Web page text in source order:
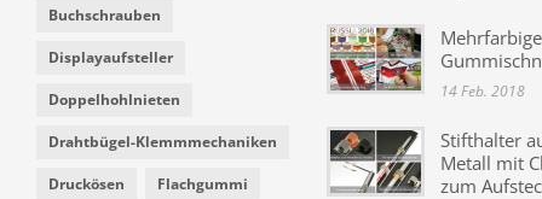
Buchschrauben
Displayaufsteller
Doppelhohlnieten
Drahtbügel-Klemmmechaniken
Druckösen Flachgummi
Mehrfarbige
14 Feb. 2018
Stifthalter
Metall mit
zum